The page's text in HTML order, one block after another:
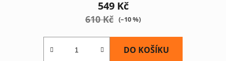
549 Kč
610 Kč (–10 %)
DO KOŠÍKU